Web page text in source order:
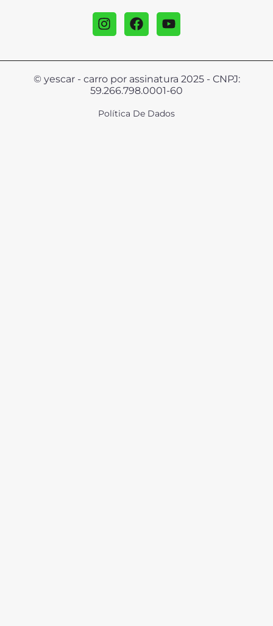
© yescar - carro por assinatura 2025 - CNPJ:
59.266.798.0001-60
Política De Dados